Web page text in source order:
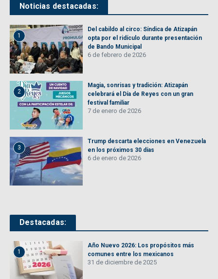
Noticias destacadas:
1
Del cabildo al circo: Síndica de Atizapán
opta por el ridículo durante presentación
de Bando Municipal
6 de febrero de 2026
2
Magia, sonrisas y tradición: Atizapán
celebrará el Día de Reyes con un gran
festival familiar
7 de enero de 2026
3
Trump descarta elecciones en Venezuela
en los próximos 30 días
6 de enero de 2026
Destacadas:
1
Año Nuevo 2026: Los propósitos más
comunes entre los mexicanos
31 de diciembre de 2025